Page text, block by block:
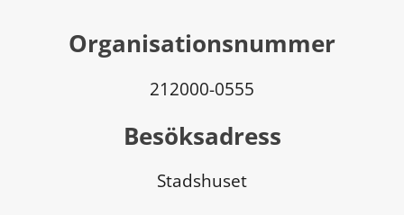
Organisationsnummer
212000-0555
Besöksadress
Stadshuset